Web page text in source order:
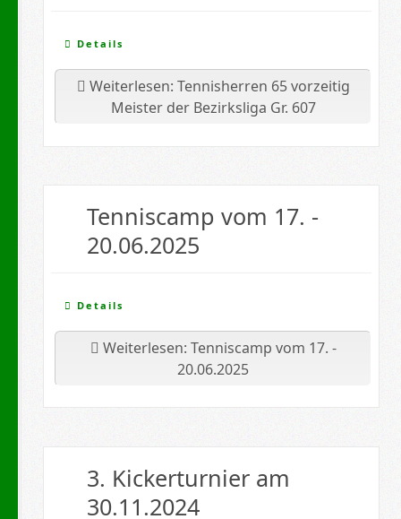
Details
Weiterlesen: Tennisherren 65 vorzeitig
Meister der Bezirksliga Gr. 607
Tenniscamp vom 17. -
20.06.2025
Details
Weiterlesen: Tenniscamp vom 17. -
20.06.2025
3. Kickerturnier am
30.11.2024